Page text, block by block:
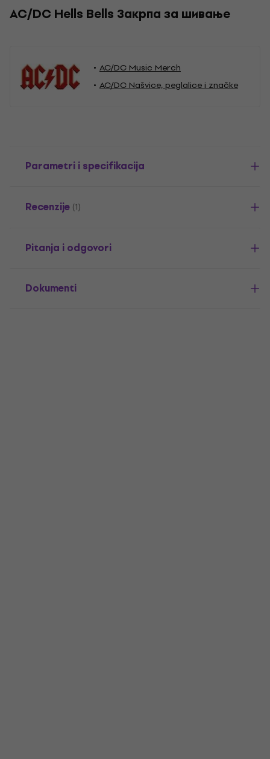
AC/DC Hells Bells Закрпа за шивање
AC/DC Music Merch
AC/DC Našvice, peglalice i značke
Parametri i specifikacija
Recenzije (1)
Pitanja i odgovori
Dokumenti